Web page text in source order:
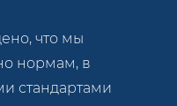
что мы
нормам, в
стандартами